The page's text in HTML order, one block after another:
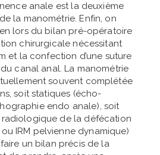
anale est la deuxième
la manométrie. Enfin, on
lors du bilan pré-opératoire
chirurgicale nécessitant
et la confection d’une suture
canal anal. La manométrie
souvent complétée
soit statiques (écho-
endo anale), soit
de la défécation
IRM pelvienne dynamique)
un bilan précis de la